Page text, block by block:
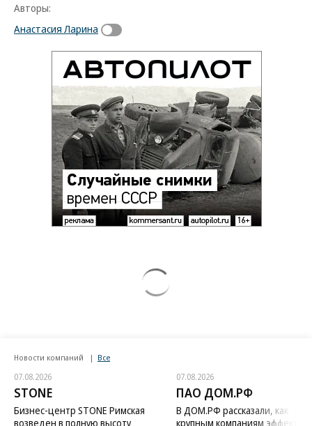
Авторы:
Анастасия Ларина
Новости партнеров
ВСУ точно получат десятки тысяч новых
солдат
Путин озвучил итоговый план СВО
Зеленский неожиданно высказался о
возвращении Крыма
Заставим раскаяться: союзник России
дал грозное обещание